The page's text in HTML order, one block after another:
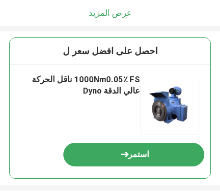
عرض المزيد
احصل على افضل سعر ل
1000Nm0.05٪ FS ناقل الحركة
عالي الدقة Dyno
استمر